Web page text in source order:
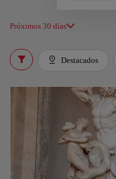
Próximos 30 días
Destacados